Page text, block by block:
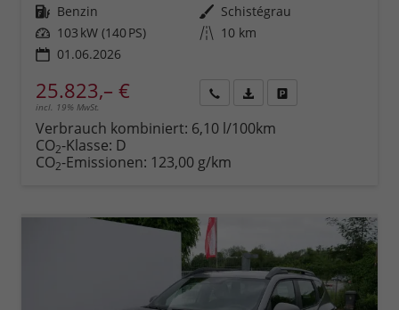
Kraftstoff Benzin Außenfarbe Schistégrau
Leistung 103 kW (140 PS) Kilometerstand 10 km
01.06.2026
25.823,– €
incl. 19% MwSt.
anfordern
Datei,
Verbrauch kombiniert: 6,10 l/100km
CO2-Klasse: D
CO2-Emissionen: 123,00 g/km